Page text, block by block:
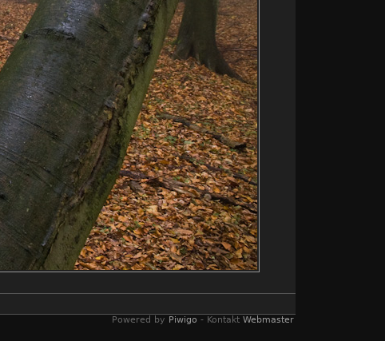
Powered by Piwigo - Kontakt Webmaster